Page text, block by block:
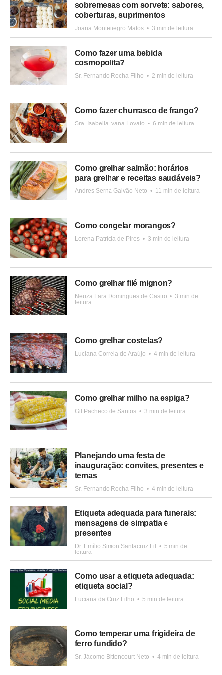
sobremesas com sorvete: sabores,
coberturas, suprimentos
Joana Montenegro Matos • 3 min de leitura
Como fazer uma bebida
cosmopolita?
Sr. Fernando Rocha Filho • 2 min de leitura
Como fazer churrasco de frango?
Sra. Isabella Ivana Lovato • 6 min de leitura
Como grelhar salmão: horários
para grelhar e receitas saudáveis?
Andres Serna Galvão Neto • 11 min de leitura
Como congelar morangos?
Lorena Patrícia de Pires • 3 min de leitura
Como grelhar filé mignon?
Neuza Lara Domingues de Castro • 3 min de
leitura
Como grelhar costelas?
Luciana Correia de Araújo • 4 min de leitura
Como grelhar milho na espiga?
Gil Pacheco de Santos • 3 min de leitura
Planejando uma festa de
inauguração: convites, presentes e
temas
Sr. Fernando Rocha Filho • 4 min de leitura
Etiqueta adequada para funerais:
mensagens de simpatia e
presentes
Dr. Emílio Simon Santacruz Fil • 5 min de
leitura
Como usar a etiqueta adequada:
etiqueta social?
Luciana da Cruz Filho • 5 min de leitura
Como temperar uma frigideira de
ferro fundido?
Sr. Jácomo Bittencourt Neto • 4 min de leitura